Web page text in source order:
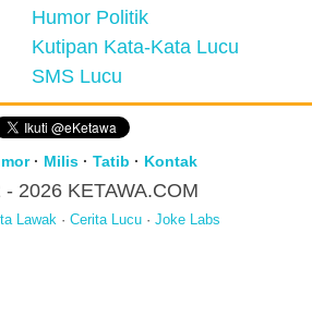
Humor Politik
Kutipan Kata-Kata Lucu
SMS Lucu
· Milis · Tatib · Kontak
- 2026 KETAWA.COM
Lawak · Cerita Lucu · Joke Labs